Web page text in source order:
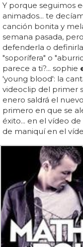
Y porque seguimos
animados... te
canción bonita y
semana pasada,
defenderla o
"soporífera" o
parece a ti?... sophie
'young blood': la
videoclip del primer
enero saldrá el
primero en que se
éxito... en el vídeo
de maniquí en el